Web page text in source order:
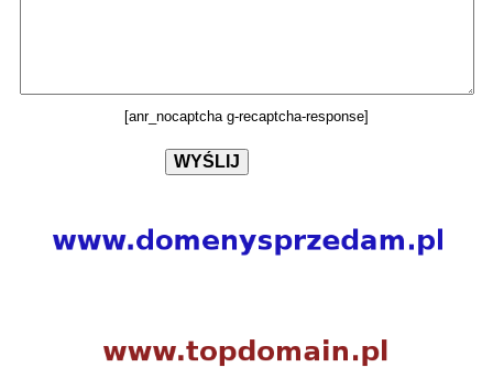
[anr_nocaptcha g-recaptcha-response]